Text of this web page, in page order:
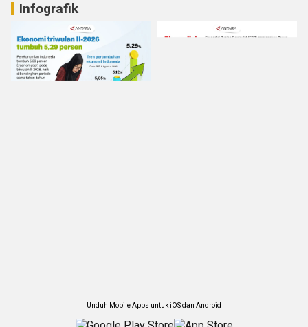
Infografik
Unduh Mobile Apps untuk iOS dan Android